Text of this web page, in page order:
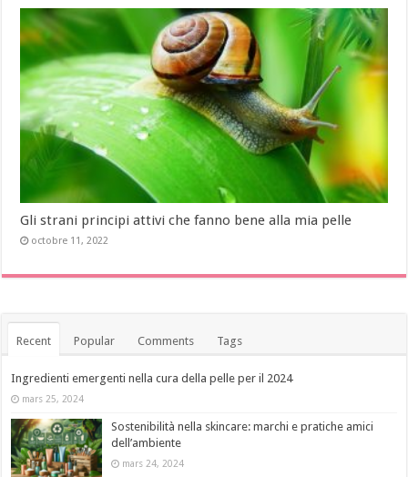
Gli strani principi attivi che fanno bene alla mia pelle
octobre 11, 2022
Recent Popular Comments Tags
Ingredienti emergenti nella cura della pelle per il 2024
mars 25, 2024
Sostenibilità nella skincare: marchi e pratiche amici
dell’ambiente
mars 24, 2024